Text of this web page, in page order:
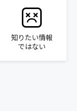
知りたい情報
ではない